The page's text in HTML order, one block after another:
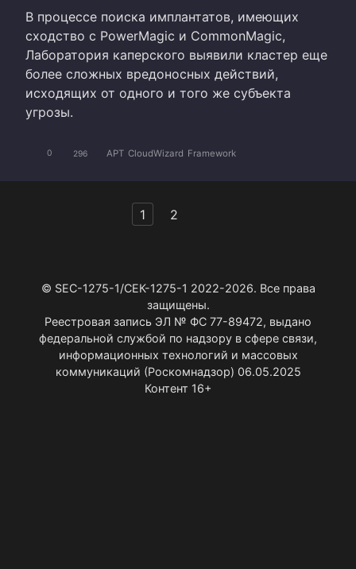
В процессе поиска имплантатов, имеющих
сходство с PowerMagic и CommonMagic,
Лаборатория каперского выявили кластер еще
более сложных вредоносных действий,
исходящих от одного и того же субъекта
угрозы.
0 296 APT CloudWizard Framework
1 2
© SEC-1275-1/СЕК-1275-1 2022-2026. Все права
защищены.
Реестровая запись ЭЛ № ФС 77-89472, выдано
федеральной службой по надзору в сфере связи,
информационных технологий и массовых
коммуникаций (Роскомнадзор) 06.05.2025
Контент 16+